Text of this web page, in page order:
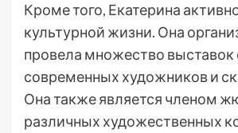
Кроме того, Екатерина
культурной жизни. Она
провела множество выставок
современных художников и
Она также является членом
различных художественных